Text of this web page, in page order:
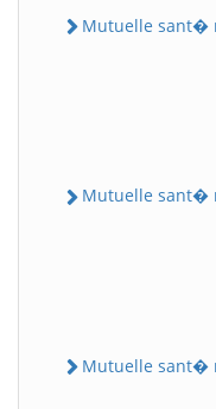
Mutuelle sant�
Mutuelle sant�
Mutuelle sant�